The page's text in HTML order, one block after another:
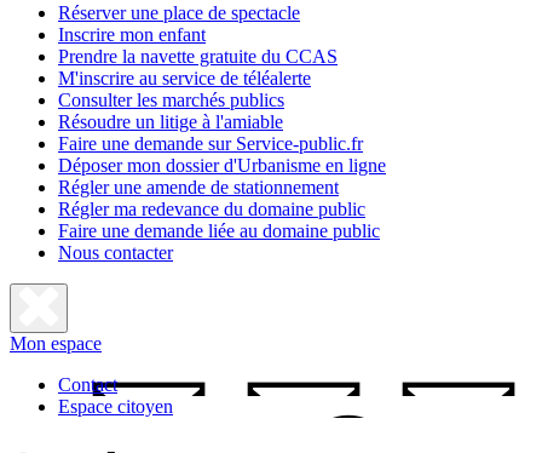
Réserver une place de spectacle
Inscrire mon enfant
Prendre la navette gratuite du CCAS
M'inscrire au service de téléalerte
Consulter les marchés publics
Résoudre un litige à l'amiable
Faire une demande sur Service-public.fr
Déposer mon dossier d'Urbanisme en ligne
Régler une amende de stationnement
Régler ma redevance du domaine public
Faire une demande liée au domaine public
Nous contacter
Fermer
la
Mon espace
Contact
Espace citoyen